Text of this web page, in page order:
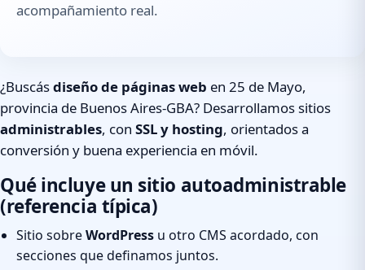
acompañamiento real.
¿Buscásdiseño de páginas web en 25 de Mayo,
provincia de Buenos Aires-GBA? Desarrollamos sitios
administrables, con SSL y hosting, orientados a
conversión y buena experiencia en móvil.
Qué incluye un sitio autoadministrable
(referencia típica)
Sitio sobreWordPress u otro CMS acordado, con
secciones que definamos juntos.